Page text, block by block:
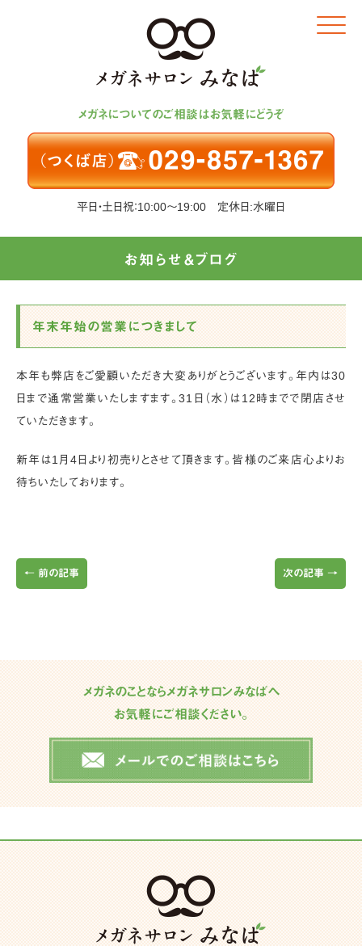
メガネについてのご相談はお気軽にどうぞ
平日・土日祝：10:00～19:00 定休日:水曜日
Click
お知らせ＆ブログ
年末年始の営業につきまして
本年も弊店をご愛顧いただき大変ありがとうございます。年内は30
日まで通常営業いたしますます。31日（水）は12時までで閉店させ
ていただきます。
新年は1月4日より初売りとさせて頂きます。皆様のご来店心よりお
待ちいたしております。
← 前の記事 次の記事 →
メガネのことならメガネサロンみなばへ
お気軽にご相談ください。